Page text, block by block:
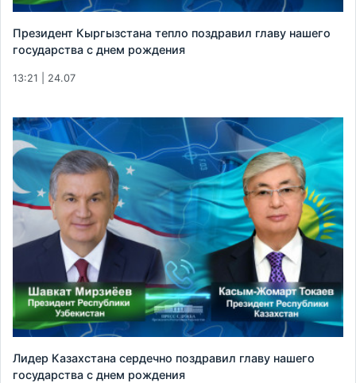
Президент Кыргызстана тепло поздравил главу нашего
государства с днем рождения
13:21 | 24.07
Лидер Казахстана сердечно поздравил главу нашего
государства с днем рождения